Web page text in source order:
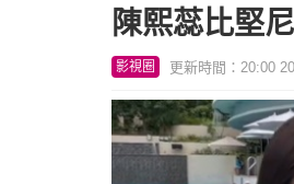
陳熙蕊比堅
影視圈 更新時間：20:00